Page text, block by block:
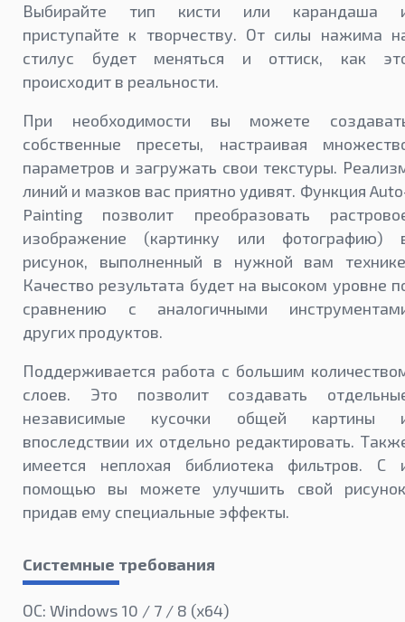
Выбирайте тип кисти или карандаша
приступайте к творчеству. От силы нажима
стилус будет меняться и оттиск, как
происходит в реальности.
При необходимости вы можете
собственные пресеты, настраивая
параметров и загружать свои текстуры.
линий и мазков вас приятно удивят. Функция
Painting позволит преобразовать
изображение (картинку или фотографию)
рисунок, выполненный в нужной вам
Качество результата будет на высоком уровне
сравнению с аналогичными
других продуктов.
Поддерживается работа с большим
слоев. Это позволит создавать
независимые кусочки общей картины
впоследствии их отдельно редактировать.
имеется неплохая библиотека фильтров. С
помощью вы можете улучшить свой
придав ему специальные эффекты.
Системные требования
ОС: Windows 10 / 7 / 8 (x64)